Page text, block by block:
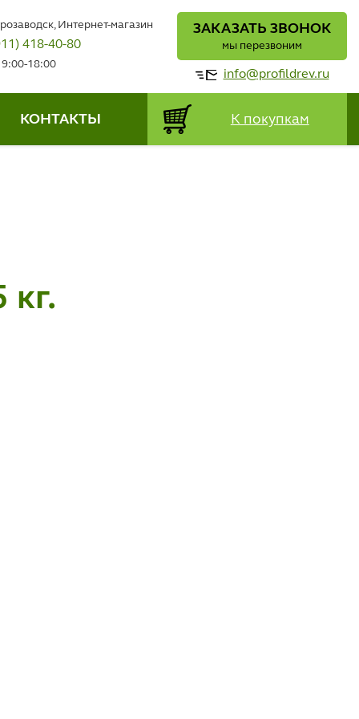
Интернет-магазин
418-40-80
9:00-18:00
ЗАКАЗАТЬ ЗВОНОК
мы перезвоним
info@profildrev.ru
КОНТАКТЫ К покупкам